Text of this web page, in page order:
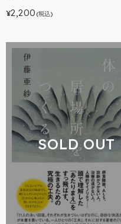
¥2,200 (税込)
SOLD OUT